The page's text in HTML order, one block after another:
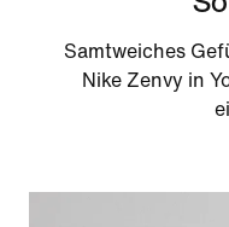
Samtweiches
Nike Zenvy in